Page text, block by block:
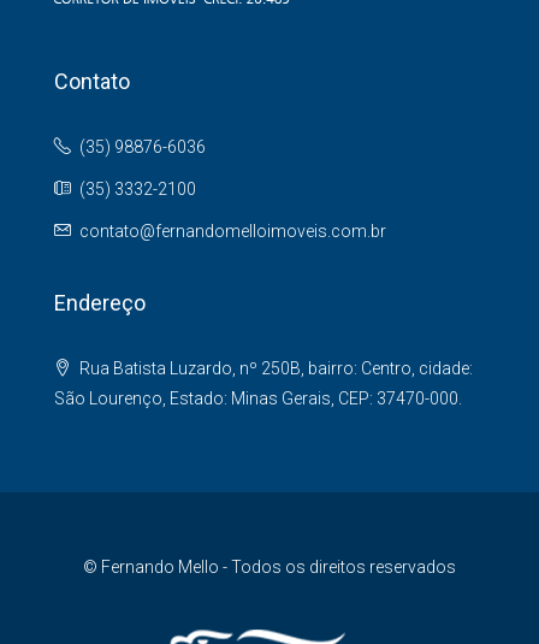
Contato
(35) 98876-6036
(35) 3332-2100
contato@fernandomelloimoveis.com.br
Endereço
Rua Batista Luzardo, nº 250B, bairro: Centro, cidade:
São Lourenço, Estado: Minas Gerais, CEP: 37470-000.
© Fernando Mello - Todos os direitos reservados